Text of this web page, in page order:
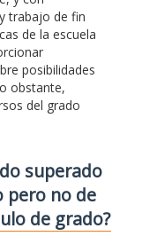
trabajo de fin
de la escuela
posibilidades
obstante,
del grado
superado
pero no de
de grado?